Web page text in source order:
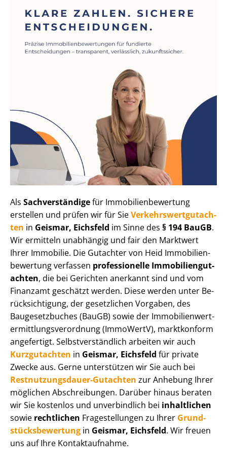
Als Sachverständigefür Im­mo­bi­li­en­be­wer­tung
erstellen und prüfen wir für SieVer­kehrs­wert­gut­ach­
ten in Geismar, Eichsfeld im Sinne des § 194 BauGB.
Wir ermitteln unabhängig und fair den Marktwert
Ihrer Immobilie. Die Gutachter von Heid Im­mo­bi­li­en­
be­wer­tung verfassen professionelle Im­mo­bi­li­en­gut­
ach­ten, die bei Gerichten anerkannt sind und vom
Finanzamt geschätzt werden. Diese werden unter Be­
rück­sich­ti­gung, der gesetzlichen Vorgaben, des
Baugesetzbuches (BauGB) sowie der Im­mo­bi­li­en­wert­
ermitt­lungs­ver­ord­nung (ImmoWertV), marktkonform
angefertigt. Selbst­ver­ständ­lich arbeiten wir auch
Kurzgutachten in Geismar, Eichsfeld für private
Zwecke aus. Gerne unterstützen wir Sie auch bei
Rest­nut­zungs­dau­er-Gutachten zur Anhebung Ihrer
möglichen Abschreibungen. Darüber hinaus beraten
wir Sie kostenlos und unverbindlich bei inhaltlichen
sowie rechtlichen Fragestellungen zu Ihrer Grund­
stücks­be­wer­tung in Geismar, Eichsfeld. Wir freuen
uns auf Ihre Kontaktaufnahme.